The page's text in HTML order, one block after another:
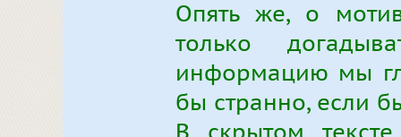
Опять же, о
только
информацию мы
бы странно, если